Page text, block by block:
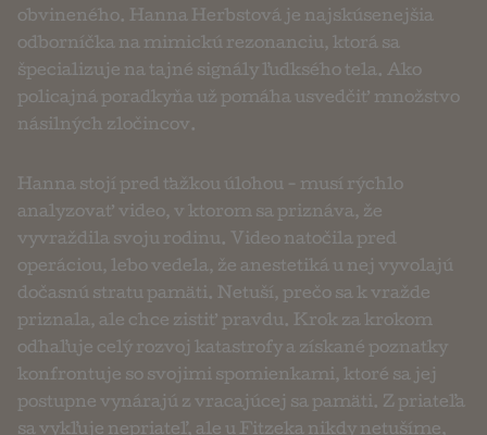
obvineného. Hanna Herbstová je najskúsenejšia
odborníčka na mimickú rezonanciu, ktorá sa
špecializuje na tajné signály ľudksého tela. Ako
policajná poradkyňa už pomáha usvedčiť množstvo
násilných zločincov.
Hanna stojí pred ťažkou úlohou - musí rýchlo
analyzovať video, v ktorom sa priznáva, že
vyvraždila svoju rodinu. Video natočila pred
operáciou, lebo vedela, že anestetiká u nej vyvolajú
dočasnú stratu pamäti. Netuší, prečo sa k vražde
priznala, ale chce zistiť pravdu. Krok za krokom
odhaľuje celý rozvoj katastrofy a získané poznatky
konfrontuje so svojimi spomienkami, ktoré sa jej
postupne vynárajú z vracajúcej sa pamäti. Z priateľa
sa vykľuje nepriateľ, ale u Fitzeka nikdy netušíme,